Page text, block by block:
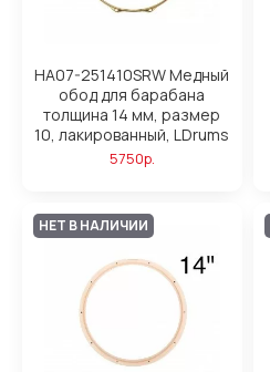
HA07-251410SRW Медный
обод для барабана
толщина 14 мм, размер
10, лакированный, LDrums
5750р.
НЕТ В НАЛИЧИИ